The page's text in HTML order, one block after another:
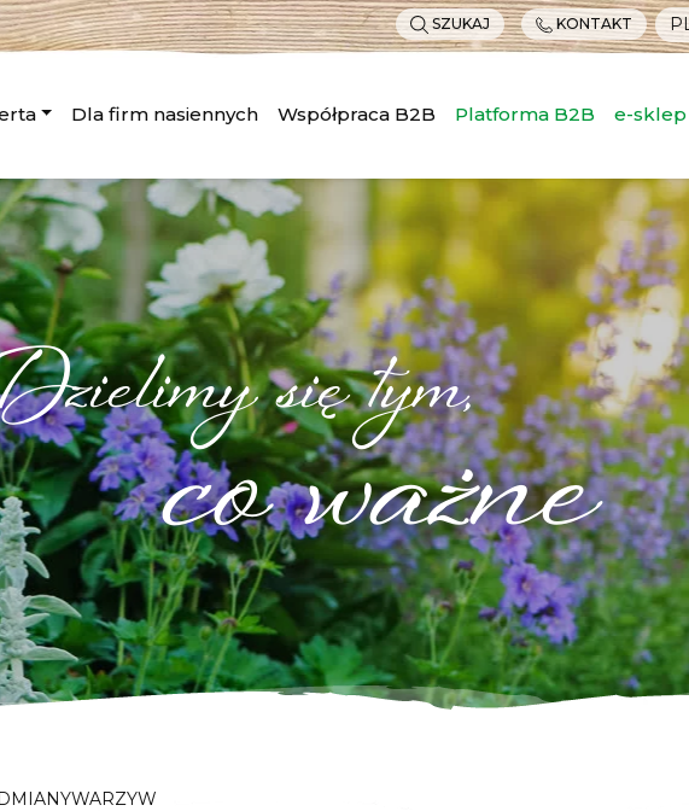
SZUKAJ KONTAKT PL
Dla firm nasiennych Współpraca B2B Platforma B2B e-sklep
się tym,
co ważne